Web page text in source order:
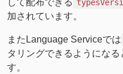
して配布できる
加されています。
またLanguage Serviceでは
タリングできるようにな
す。